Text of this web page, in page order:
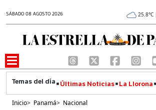
SÁBADO 08 AGOSTO 2026 25.8°C
Últimas Noticias La Llorona
Inicio> Panamá> Nacional